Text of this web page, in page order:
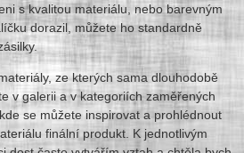
s kvalitou materiálu, nebo barevným
dorazil, můžete ho standardně
ze kterých sama dlouhodobě
v galerii a v kategoriích zaměřených
se můžete inspirovat a prohlédnout
finální produkt. K jednotlivým